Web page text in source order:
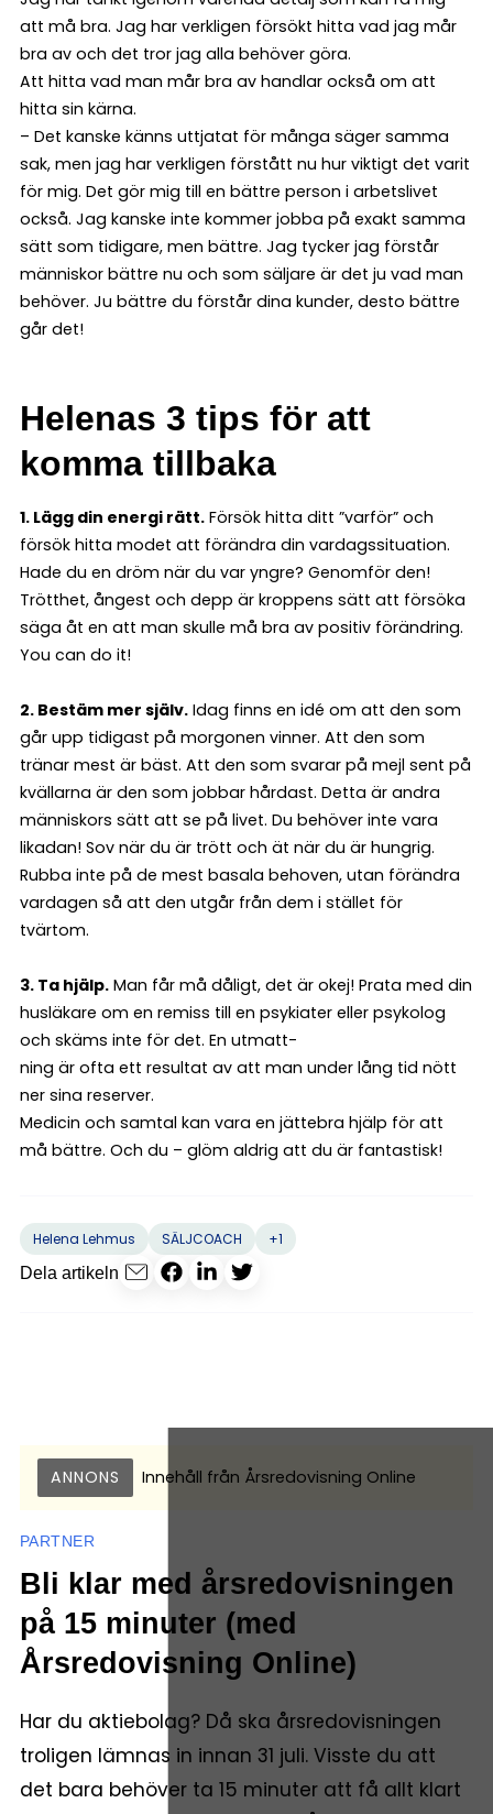
att må bra. Jag har verkligen försökt hitta vad jag mår
bra av och det tror jag alla behöver göra.
Att hitta vad man mår bra av handlar också om att
hitta sin kärna.
– Det kanske känns uttjatat för många säger samma
sak, men jag har verkligen förstått nu hur viktigt det varit
för mig. Det gör mig till en bättre person i arbetslivet
också. Jag kanske inte kommer jobba på exakt samma
sätt som tidigare, men bättre. Jag tycker jag förstår
människor bättre nu och som säljare är det ju vad man
behöver. Ju bättre du förstår dina kunder, desto bättre
går det!
Helenas 3 tips för att
komma tillbaka
1. Lägg din energi rätt. Försök hitta ditt ”varför” och
försök hitta modet att förändra din vardagssituation.
Hade du en dröm när du var yngre? Genomför den!
Trötthet, ångest och depp är kroppens sätt att försöka
säga åt en att man skulle må bra av positiv förändring.
You can do it!
2. Bestäm mer själv. Idag finns en idé om att den som
går upp tidigast på morgonen vinner. Att den som
tränar mest är bäst. Att den som svarar på mejl sent på
kvällarna är den som jobbar hårdast. Detta är andra
människors sätt att se på livet. Du behöver inte vara
likadan! Sov när du är trött och ät när du är hungrig.
Rubba inte på de mest basala behoven, utan förändra
vardagen så att den utgår från dem i stället för
tvärtom.
3. Ta hjälp. Man får må dåligt, det är okej! Prata med din
husläkare om en remiss till en psykiater eller psykolog
och skäms inte för det. En utmatt-
ning är ofta ett resultat av att man under lång tid nött
ner sina reserver.
Medicin och samtal kan vara en jättebra hjälp för att
må bättre. Och du – glöm aldrig att du är fantastisk!
Helena Lehmus SÄLJCOACH
+1
Dela artikeln
ANNONS Innehåll från Årsredovisning Online
PARTNER
Bli klar med årsredovisningen
på 15 minuter (med
Årsredovisning Online)
Har du aktiebolag? Då ska årsredovisningen
troligen lämnas in innan 31 juli. Visste du att
det bara behöver ta 15 minuter att få allt klart